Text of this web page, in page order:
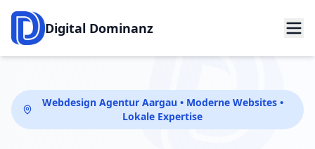
Digital Dominanz
Webdesign Agentur Aargau • Moderne Websites •
Lokale Expertise